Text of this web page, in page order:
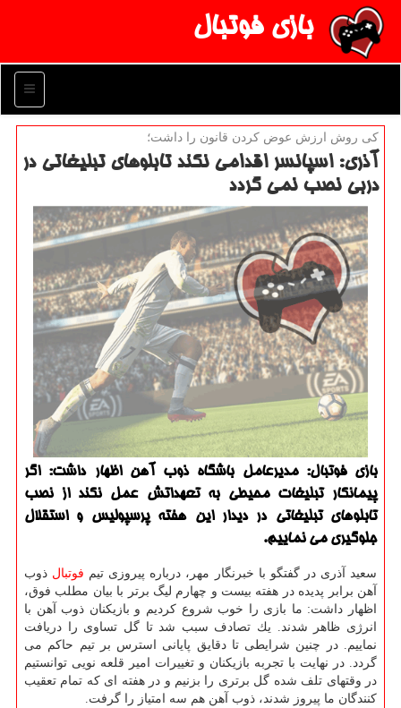
بازی فوتبال
منو
كی روش ارزش عوض كردن قانون را داشت؛
آذری: اسپانسر اقدامی نكند تابلوهای تبلیغاتی در
دربی نصب نمی گردد
بازی فوتبال: مدیرعامل باشگاه ذوب آهن اظهار داشت: اگر
پیمانكار تبلیغات محیطی به تعهداتش عمل نكند از نصب
تابلوهای تبلیغاتی در دیدار این هفته پرسپولیس و استقلال
جلوگیری می نماییم.
سعید آذری در گفتگو با خبرنگار مهر، درباره پیروزی تیم فوتبال ذوب
آهن برابر پدیده در هفته بیست و چهارم لیگ برتر با بیان مطلب فوق،
اظهار داشت: ما بازی را خوب شروع كردیم و بازیكنان ذوب آهن با
انرژی ظاهر شدند. یك تصادف سبب شد تا گل تساوی را دریافت
نماییم. در چنین شرایطی تا دقایق پایانی استرس بر تیم حاكم می
گردد. در نهایت با تجربه بازیكنان و تغییرات امیر قلعه نویی توانستیم
در وقتهای تلف شده گل برتری را بزنیم و در هفته ای كه تمام تعقیب
كنندگان ما پیروز شدند، ذوب آهن هم سه امتیاز را گرفت.